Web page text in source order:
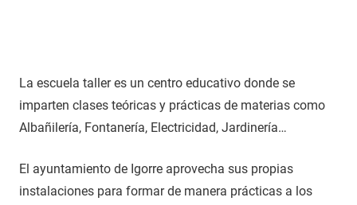
La escuela taller es un centro educativo donde se
imparten clases teóricas y prácticas de materias como
Albañilería, Fontanería, Electricidad, Jardinería…
El ayuntamiento de Igorre aprovecha sus propias
instalaciones para formar de manera prácticas a los